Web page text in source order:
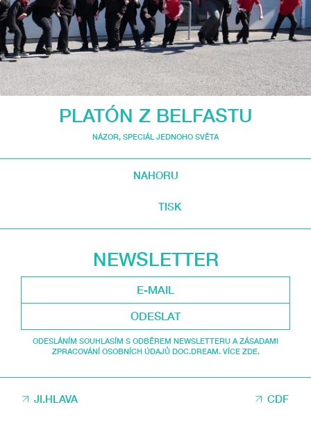
PLATÓN Z BELFASTU
NÁZOR, SPECIÁL JEDNOHO SVĚTA
NAHORU
TISK
NEWSLETTER
ODESLAT
ODESLÁNÍM SOUHLASÍM S ODBĚREM NEWSLETTERU A ZÁSADAMI
ZPRACOVÁNÍ OSOBNÍCH ÚDAJŮ DOC.DREAM. VÍCE ZDE.
JI.HLAVA CDF